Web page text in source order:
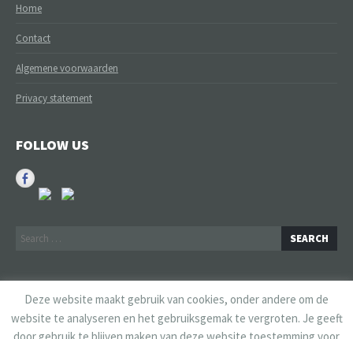
Home
Contact
Algemene voorwaarden
Privacy statement
FOLLOW US
Search
for:
06-12877003
Deze website maakt gebruik van cookies, onder andere om de
website te analyseren en het gebruiksgemak te vergroten. Je geeft